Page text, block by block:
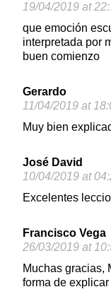
19/04/2019 at
que emoción
interpretada por
buen comienzo
Gerardo
11/04/2019 at
Muy bien
José David
10/04/2019 at
Excelentes
Francisco Vega
26/03/2019 at
Muchas gracias,
forma de